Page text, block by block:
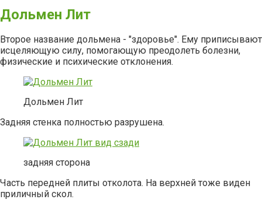
Дольмен Лит
Второе название дольмена - "здоровье". Ему приписывают
исцеляющую силу, помогающую преодолеть болезни,
физические и психические отклонения.
Дольмен Лит
Задняя стенка полностью разрушена.
задняя сторона
Часть передней плиты отколота. На верхней тоже виден
приличный скол.